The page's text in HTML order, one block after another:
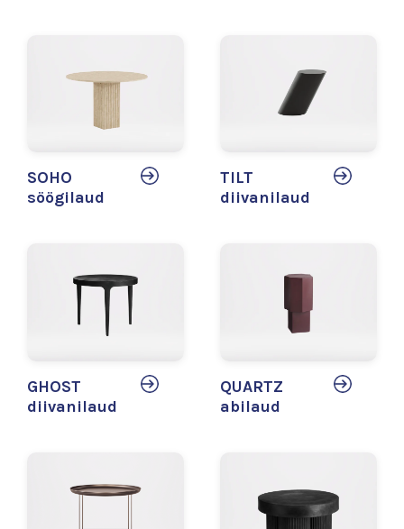
SOHO
söögilaud
TILT
diivanilaud
GHOST
diivanilaud
QUARTZ
abilaud